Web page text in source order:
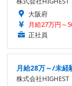
大阪府
月給27万円～
正社員
月給28万～/未
株式会社HIGHEST